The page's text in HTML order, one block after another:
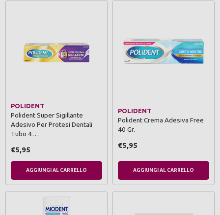
POLIDENT
Polident Super Sigillante
Adesivo Per Protesi Dentali
Tubo 4…
€5,95
AGGIUNGI AL CARRELLO
POLIDENT
Polident Crema Adesiva Free
40 Gr.
€5,95
AGGIUNGI AL CARRELLO